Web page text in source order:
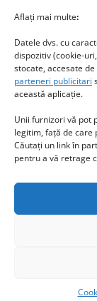
Aflați mai multe:
Datele dvs. cu
dispozitiv (cookie-
stocate, accesate
parteneri publicitari
această aplicație.
Unii furnizori vă pot
legitim, față de care
Căutați un link în
pentru a vă retrage
Copyright ©
Theme:
Privacy &
To find out more,